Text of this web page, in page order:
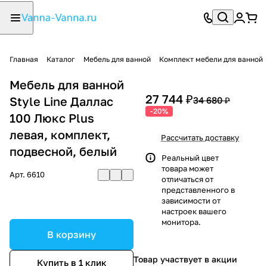
Главная Каталог Мебель для ванной Комплект мебели для ванной
Мебель для ванной
Style Line Даллас
100 Люкс Plus
левая, комплект,
подвесной, белый
Арт. 6610
В корзину
Купить в 1 клик
27 744 ₽34 680 ₽
-20%
Рассчитать доставку
Реальный цвет
товара может
отличаться от
представленного в
зависимости от
настроек вашего
монитора.
Товар участвует в акции